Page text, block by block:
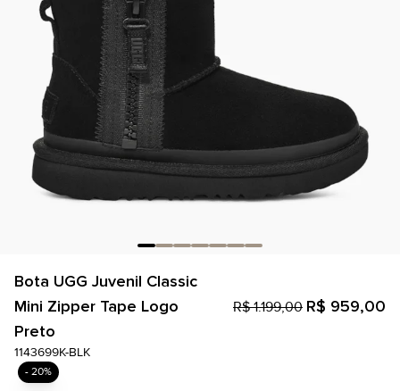
Bota UGG Juvenil Classic
Mini Zipper Tape Logo
Preto
R$ 1.199,00 R$ 959,00
1143699K-BLK
- 20%